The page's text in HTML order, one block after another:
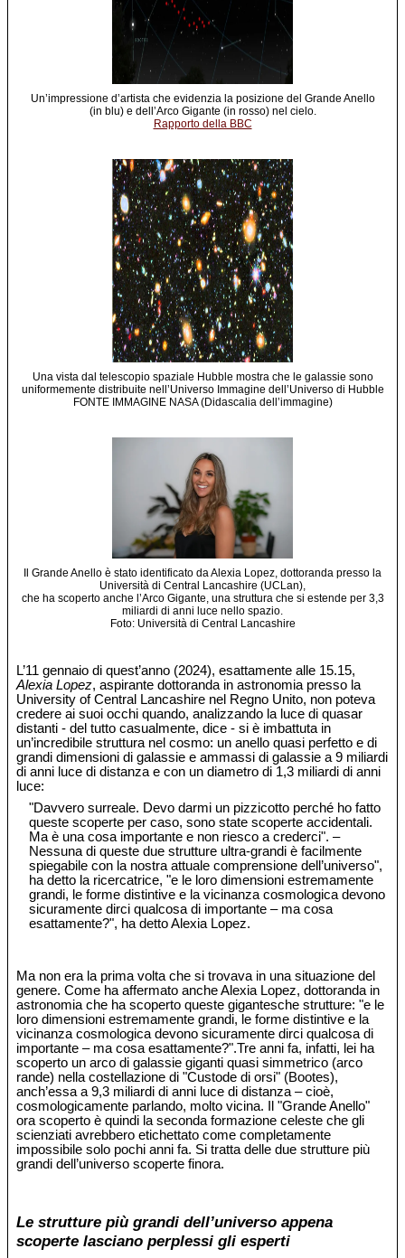
Un’impressione d’artista che evidenzia la posizione del Grande Anello
(in blu) e dell’Arco Gigante (in rosso) nel cielo.
Rapporto della BBC
Una vista dal telescopio spaziale Hubble mostra che le galassie sono
uniformemente distribuite nell’Universo Immagine dell’Universo di Hubble
FONTE IMMAGINE NASA (Didascalia dell’immagine)
Il Grande Anello è stato identificato da Alexia Lopez, dottoranda presso la
Università di Central Lancashire (UCLan),
che ha scoperto anche l’Arco Gigante, una struttura che si estende per 3,3
miliardi di anni luce nello spazio.
Foto: Università di Central Lancashire
L’11 gennaio di quest’anno (2024), esattamente alle 15.15,
Alexia Lopez, aspirante dottoranda in astronomia presso la
University of Central Lancashire nel Regno Unito, non poteva
credere ai suoi occhi quando, analizzando la luce di quasar
distanti - del tutto casualmente, dice - si è imbattuta in
un’incredibile struttura nel cosmo: un anello quasi perfetto e di
grandi dimensioni di galassie e ammassi di galassie a 9 miliardi
di anni luce di distanza e con un diametro di 1,3 miliardi di anni
luce:
"Davvero surreale. Devo darmi un pizzicotto perché ho fatto
queste scoperte per caso, sono state scoperte accidentali.
Ma è una cosa importante e non riesco a crederci". –
Nessuna di queste due strutture ultra-grandi è facilmente
spiegabile con la nostra attuale comprensione dell’universo",
ha detto la ricercatrice, "e le loro dimensioni estremamente
grandi, le forme distintive e la vicinanza cosmologica devono
sicuramente dirci qualcosa di importante – ma cosa
esattamente?", ha detto Alexia Lopez.
Ma non era la prima volta che si trovava in una situazione del
genere. Come ha affermato anche Alexia Lopez, dottoranda in
astronomia che ha scoperto queste gigantesche strutture: "e le
loro dimensioni estremamente grandi, le forme distintive e la
vicinanza cosmologica devono sicuramente dirci qualcosa di
importante – ma cosa esattamente?".Tre anni fa, infatti, lei ha
scoperto un arco di galassie giganti quasi simmetrico (arco
rande) nella costellazione di "Custode di orsi" (Bootes),
anch’essa a 9,3 miliardi di anni luce di distanza – cioè,
cosmologicamente parlando, molto vicina. Il "Grande Anello"
ora scoperto è quindi la seconda formazione celeste che gli
scienziati avrebbero etichettato come completamente
impossibile solo pochi anni fa. Si tratta delle due strutture più
grandi dell’universo scoperte finora.
Le strutture più grandi dell’universo appena
scoperte lasciano perplessi gli esperti